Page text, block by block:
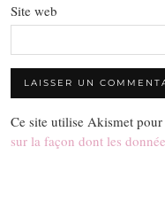
Site web
Ce site utilise Akismet
sur la façon dont les